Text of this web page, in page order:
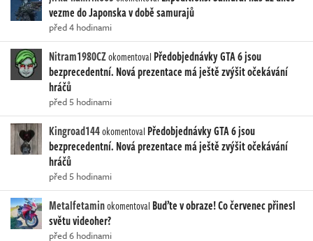
vezme do Japonska v době samurajů
před 4 hodinami
Nitram1980CZokomentoval Předobjednávky GTA 6 jsou
bezprecedentní. Nová prezentace má ještě zvýšit očekávání
hráčů
před 5 hodinami
Kingroad144okomentoval Předobjednávky GTA 6 jsou
bezprecedentní. Nová prezentace má ještě zvýšit očekávání
hráčů
před 5 hodinami
Metalfetaminokomentoval Buďte v obraze! Co červenec přinesl
světu videoher?
před 6 hodinami